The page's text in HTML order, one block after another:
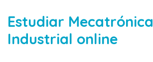
Estudiar Mecatrónica
Industrial online